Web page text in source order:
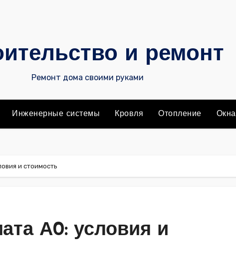
и ремонт
Ремонт дома своими руками
Инженерные системы Кровля Отопление Окна
и стоимость
А0: условия и